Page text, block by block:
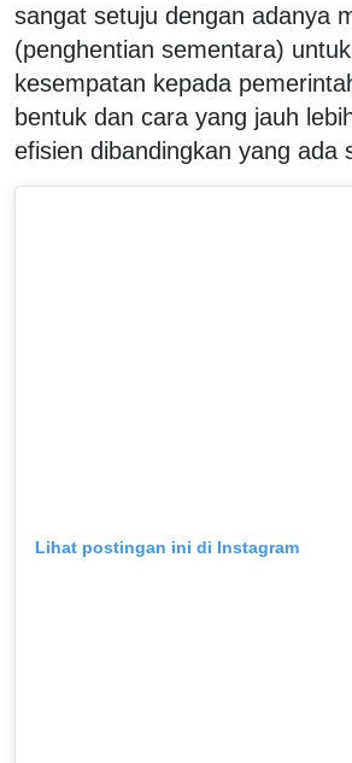
sangat setuju dengan adanya
(penghentian sementara)
kesempatan kepada
bentuk dan cara yang jauh
efisien dibandingkan yang ada
Lihat postingan ini di Instagram